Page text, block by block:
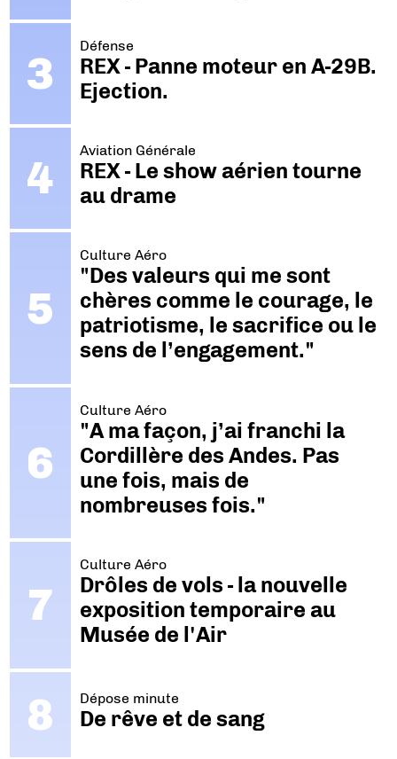
Défense
REX - Panne moteur en A-29B.
Ejection.
Aviation Générale
REX - Le show aérien tourne
au drame
Culture Aéro
"Des valeurs qui me sont
chères comme le courage, le
patriotisme, le sacrifice ou le
sens de l’engagement."
Culture Aéro
"A ma façon, j’ai franchi la
Cordillère des Andes. Pas
une fois, mais de
nombreuses fois."
Culture Aéro
Drôles de vols - la nouvelle
exposition temporaire au
Musée de l'Air
Dépose minute
De rêve et de sang